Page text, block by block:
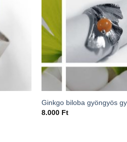
Ginkgo biloba gyöngyös
8.000 Ft